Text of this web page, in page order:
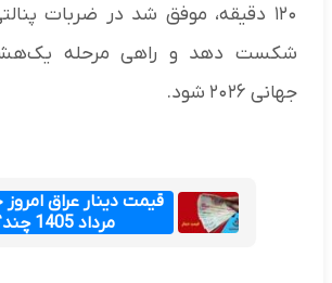
۱۲۰ دقیقه، موفق شد در ضربات
شکست دهد و راهی مرحله
جهانی ۲۰۲۶ شود.
مرداد 1405 چند؟